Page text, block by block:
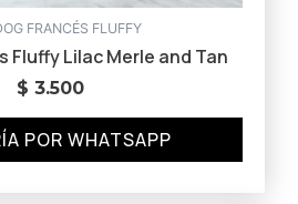
FRANCÉS FLUFFY
Fluffy Lilac Merle and Tan
$ 3.500
POR WHATSAPP